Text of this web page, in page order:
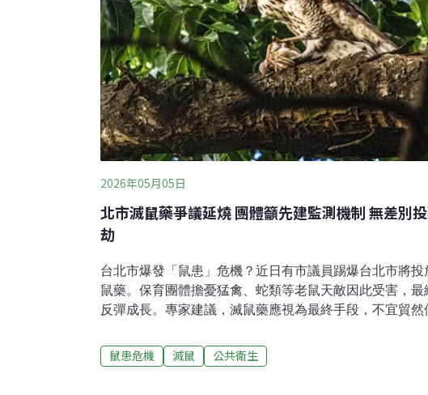
2026年05月05日
北市滅鼠藥爭議延燒 團體籲先建監測機制 無差別
劫
台北市爆發「鼠患」危機？近日有市議員踢爆台北市將
鼠藥。保育團體擔憂猛禽、蛇類等老鼠天敵因此受害，
反彈成長。專家建議，滅鼠藥應視為最終手段，不宜貿然
灑藥？ 保育團體憂都市生態崩潰北市一老翁今年初確診漢
月新北市出現全國第二例漢他病毒個案，經治療後已出院
鼠患危機 滅鼠 公共衛生